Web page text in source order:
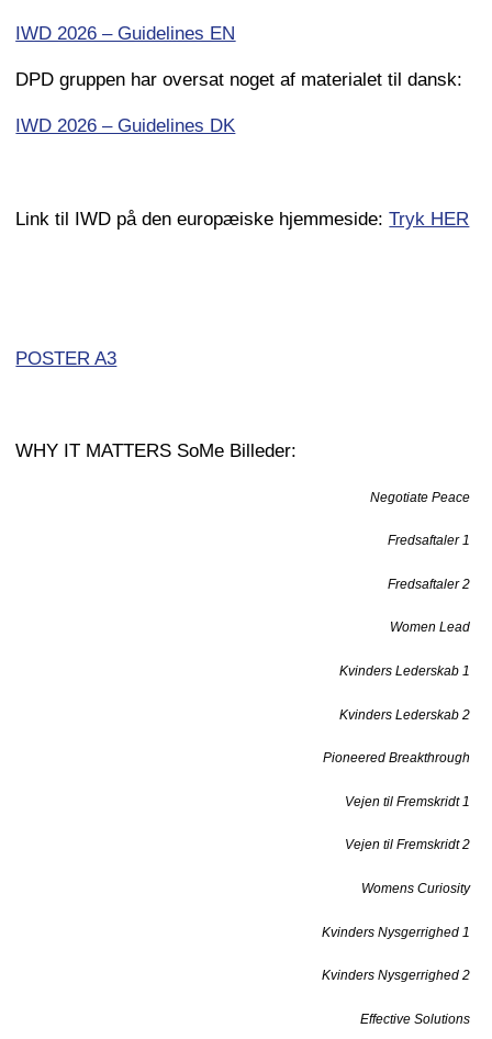
IWD 2026 – Guidelines EN
DPD gruppen har oversat noget af materialet til dansk:
IWD 2026 – Guidelines DK
Link til IWD på den europæiske hjemmeside:Tryk HER
POSTER A3
WHY IT MATTERS SoMe Billeder:
Negotiate Peace
Fredsaftaler 1
Fredsaftaler 2
Women Lead
Kvinders Lederskab 1
Kvinders Lederskab 2
Pioneered Breakthrough
Vejen til Fremskridt 1
Vejen til Fremskridt 2
Womens Curiosity
Kvinders Nysgerrighed 1
Kvinders Nysgerrighed 2
Effective Solutions